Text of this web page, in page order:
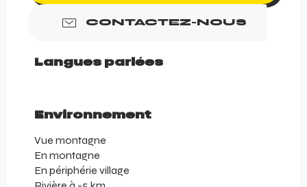
CONTACTEZ-NOUS
Langues parlées
Langues parlées
Environnement
Environnement
Vue montagne
En montagne
En périphérie village